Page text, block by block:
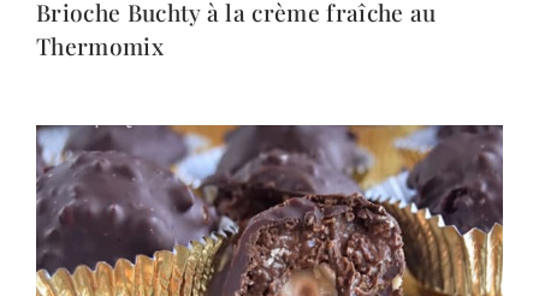
Brioche Buchty à la crème fraîche au
Thermomix